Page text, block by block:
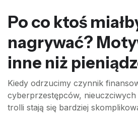
Po co ktoś
nagrywać?
inne niż
Kiedy odrzucimy czynnik
cyberprzestępców,
trolli stają się bardziej